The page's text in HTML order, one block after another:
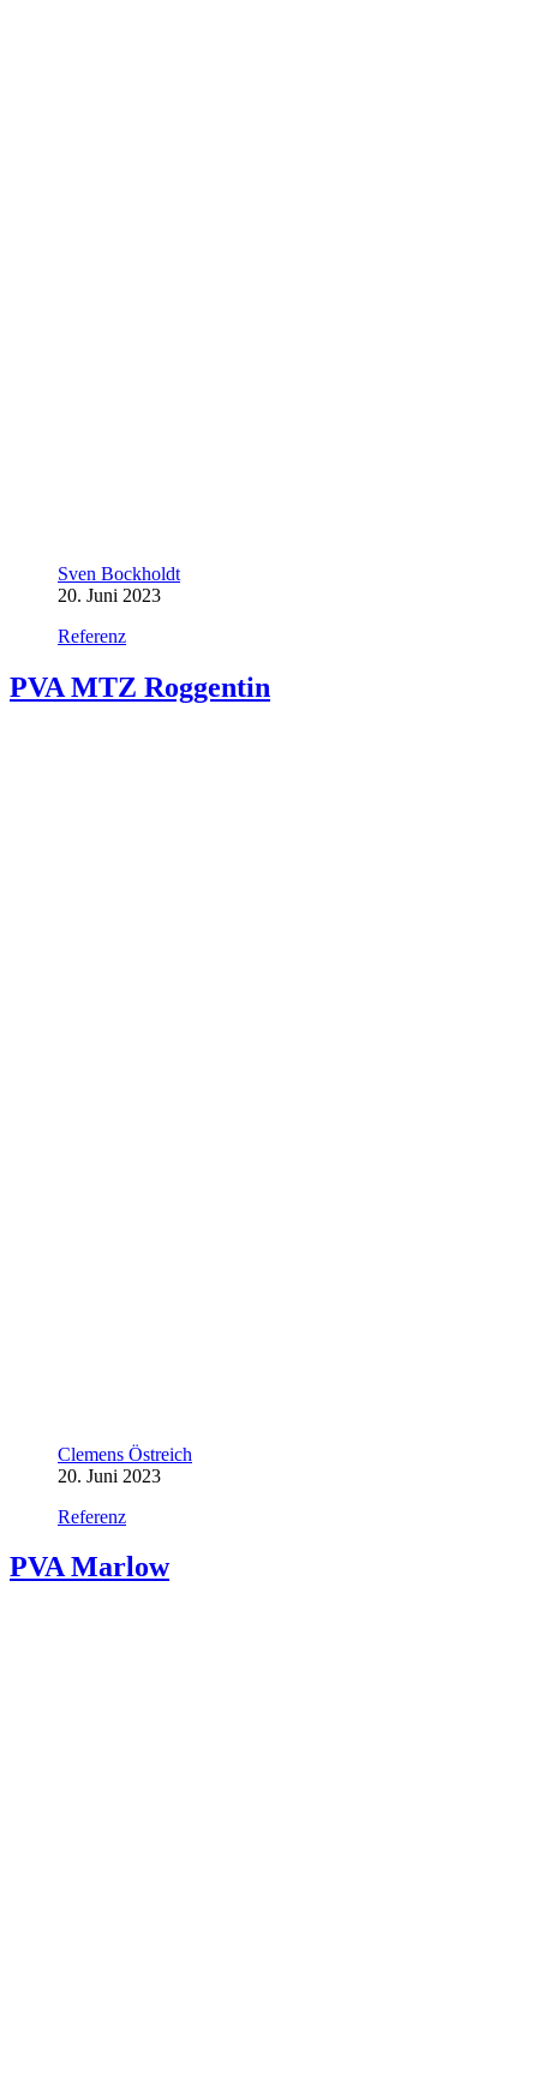
Sven Bockholdt
20. Juni 2023
Referenz
PVA MTZ Roggentin
Clemens Östreich
20. Juni 2023
Referenz
PVA Marlow